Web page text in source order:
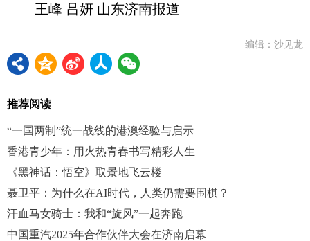
王峰 吕妍 山东济南报道
编辑：沙见龙
推荐阅读
“一国两制”统一战线的港澳经验与启示
香港青少年：用火热青春书写精彩人生
《黑神话：悟空》取景地飞云楼
聂卫平：为什么在AI时代，人类仍需要围棋？
汗血马女骑士：我和“旋风”一起奔跑
中国重汽2025年合作伙伴大会在济南启幕